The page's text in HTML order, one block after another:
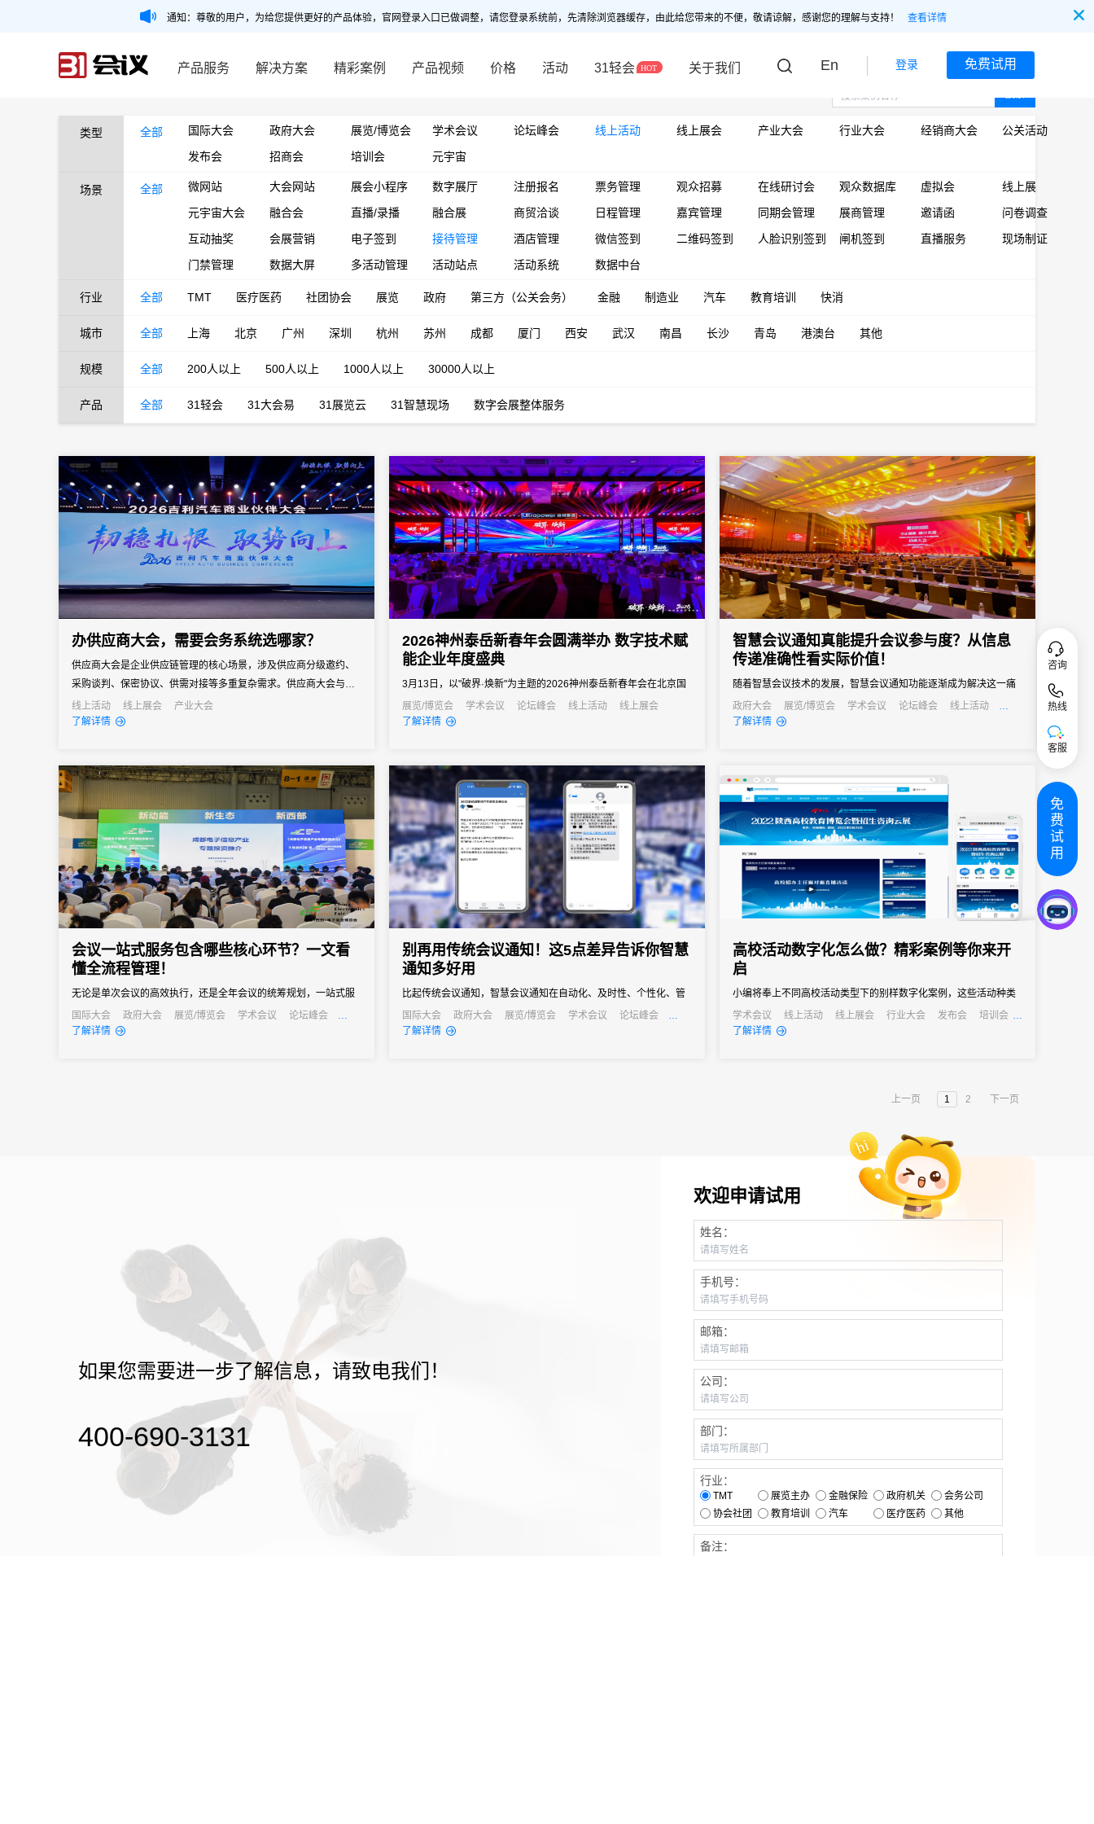
通知：尊敬的用户，为给您提供更好的产品体验，官网登录入口已做调整，请您登录系统前，先清除浏览器缓存，由此给您带来的不便，敬请谅解，感谢您的理解与支持！ 查看详情
产品服务 解决方案 精彩案例 产品视频 价格 活动 31轻会 关于我们 En 登录 免费试用
类型 全部 国际大会 政府大会 展览/博览会 学术会议 论坛峰会 线上活动 线上展会 产业大会 行业大会 经销商大会
公关活动
发布会
招商会 培训会 元宇宙
场景 全部 微网站 大会网站 展会小程序 数字展厅 注册报名 票务管理 观众招募 在线研讨会 观众数据库 虚拟会
线上展
元宇宙大会
融合会 直播/录播 融合展 商贸洽谈 日程管理 嘉宾管理 同期会管理 展商管理 邀请函
问卷调查
互动抽奖
会展营销 电子签到 接待管理 酒店管理 微信签到 二维码签到 人脸识别签到 闸机签到 直播服务
现场制证
门禁管理
数据大屏 多活动管理 活动站点 活动系统 数据中台
行业 全部 TMT 医疗医药 社团协会 展览 政府 第三方（公关会务） 金融 制造业 汽车 教育培训 快消
城市 全部 上海 北京 广州 深圳 杭州 苏州 成都 厦门 西安 武汉 南昌 长沙 青岛 港澳台 其他
规模 全部 200人以上 500人以上 1000人以上 30000人以上
产品 全部 31轻会 31大会易 31展览云 31智慧现场 数字会展整体服务
办供应商大会，需要会务系统选哪家？
供应商大会是企业供应链管理的核心场景，涉及供应商分级邀约、
采购谈判、保密协议、供需对接等多重复杂需求。供应商大会与普
通企业会议有本质区别——它既是企业面向供应链伙伴的年度沟通
窗口，也是采购策略落地、供需关系深化的关键场景。
线上活动 线上展会
产业大会
了解详情
2026神州泰岳新春年会圆满举办 数字技术赋
能企业年度盛典
3月13日，以"破界·焕新"为主题的2026神州泰岳新春年会在北京国
家会议中心成功举办。来自全国的1600余名泰岳人齐聚一堂，回望
2025奋进征程，共启AI时代的战略新征程，以"破认知之界、破人效
展览/博览会 学术会议 论坛峰会 线上活动
线上展会
了解详情
智慧会议通知真能提升会议参与度？从信息
传递准确性看实际价值！
随着智慧会议技术的发展，智慧会议通知功能逐渐成为解决这一痛
点的关键，其通过自动化、多渠道的信息传递方式，从根源上提升
信息传递准确性，进而为会议参与度注入新活力。
政府大会 展览/博览会 学术会议 论坛峰会
线上活动
公关活动
发布会
了解详情
会议一站式服务包含哪些核心环节？一文看
懂全流程管理！
无论是单次会议的高效执行，还是全年会议的统筹规划，一站式服
务都能成为主办方的得力助手，帮助企业在节省成本的同时，提升
会议影响力，实现办会目标。
国际大会 政府大会 展览/博览会 学术会议
论坛峰会
线上活动
公关活动
了解详情
别再用传统会议通知！这5点差异告诉你智慧
通知多好用
比起传统会议通知，智慧会议通知在自动化、及时性、个性化、管
理效率和AI应用上都有明显优势。
国际大会 政府大会 展览/博览会 学术会议
论坛峰会
线上活动
线上展会
了解详情
高校活动数字化怎么做？精彩案例等你来开
启
小编将奉上不同高校活动类型下的别样数字化案例，这些活动种类
多，需求多样，涉及高校的学术会议和论坛、高校的展览、校友活
动和社团活动、文艺赛事活动、培训活动、招聘活动等，类型之
学术会议 线上活动 线上展会 行业大会 发布会
培训会
了解详情
上一页 1 2 下一页
如果您需要进一步了解信息，请致电我们！
400-690-3131
欢迎申请试用
姓名：
手机号：
邮箱：
公司：
部门：
行业：
TMT 展览主办 金融保险 政府机关
会务公司
协会社团
教育培训 汽车 医疗医药 其他
备注：
咨询
热线
客服
免
费
试
用